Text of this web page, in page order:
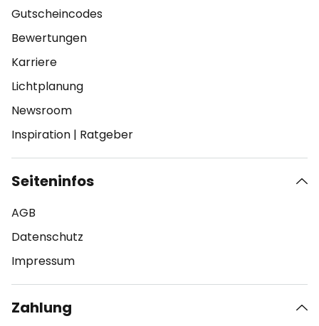
Gutscheincodes
Bewertungen
Karriere
Lichtplanung
Newsroom
Inspiration | Ratgeber
Seiteninfos
AGB
Datenschutz
Impressum
Zahlung